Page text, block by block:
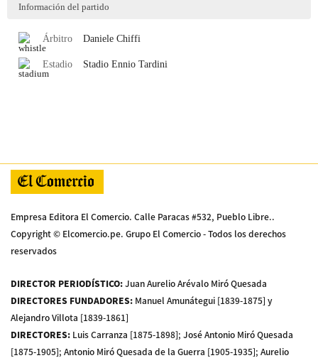
Información del partido
Árbitro Daniele Chiffi
Estadio Stadio Ennio Tardini
Empresa Editora El Comercio. Calle Paracas #532, Pueblo Libre..
Copyright © Elcomercio.pe. Grupo El Comercio - Todos los derechos
reservados
DIRECTOR PERIODÍSTICO:Juan Aurelio Arévalo Miró Quesada
DIRECTORES FUNDADORES: Manuel Amunátegui [1839-1875] y
Alejandro Villota [1839-1861]
DIRECTORES: Luis Carranza [1875-1898]; José Antonio Miró Quesada
[1875-1905]; Antonio Miró Quesada de la Guerra [1905-1935]; Aurelio